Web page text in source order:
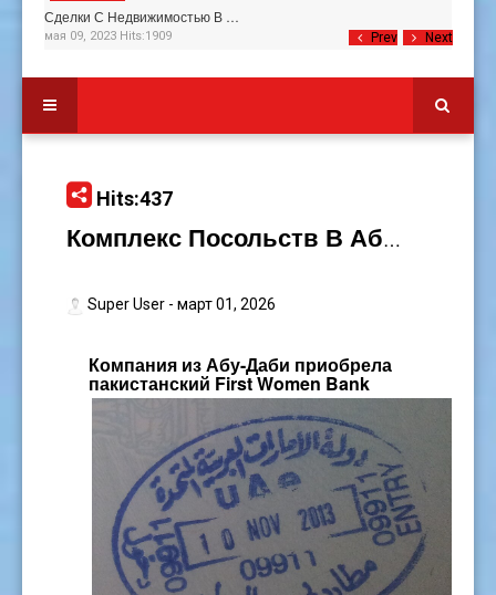
Prev Next
Сделки С Недвижимостью В …
мая 09, 2023 Hits:1909
Hits:437
Комплекс Посольств В Абу-Даби Поврежден В Рез…
Super User - март 01, 2026
Компания из Абу-Даби приобрела
пакистанский First Women Bank